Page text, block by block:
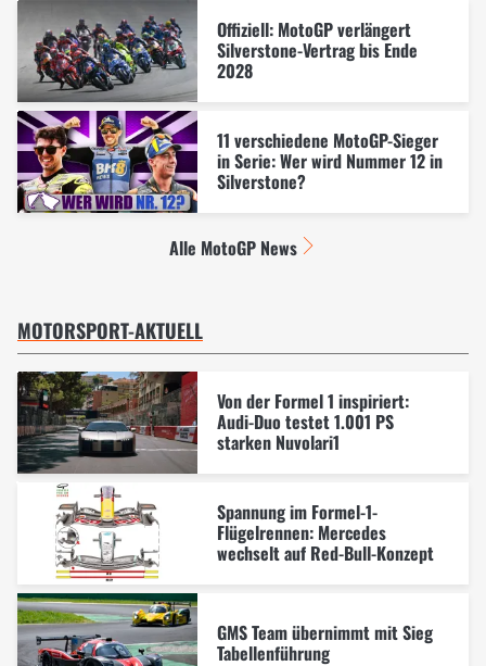
Offiziell: MotoGP verlängert
Silverstone-Vertrag bis Ende
2028
11 verschiedene MotoGP-Sieger
in Serie: Wer wird Nummer 12 in
Silverstone?
Alle MotoGP News
MOTORSPORT-AKTUELL
Von der Formel 1 inspiriert:
Audi-Duo testet 1.001 PS
starken Nuvolari1
Spannung im Formel-1-
Flügelrennen: Mercedes
wechselt auf Red-Bull-Konzept
GMS Team übernimmt mit Sieg
Tabellenführung